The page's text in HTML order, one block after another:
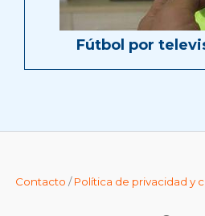
Fútbol por
Contacto /Política de privacidad y